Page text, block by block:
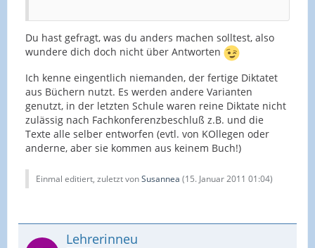
Du hast gefragt, was du anders machen solltest, also
wundere dich doch nicht über Antworten
Ich kenne eingentlich niemanden, der fertige Diktatet
aus Büchern nutzt. Es werden andere Varianten
genutzt, in der letzten Schule waren reine Diktate nicht
zulässig nach Fachkonferenzbeschluß z.B. und die
Texte alle selber entworfen (evtl. von KOllegen oder
anderne, aber sie kommen aus keinem Buch!)
Einmal editiert, zuletzt vonSusannea (15. Januar 2011 01:04)
Lehrerinneu